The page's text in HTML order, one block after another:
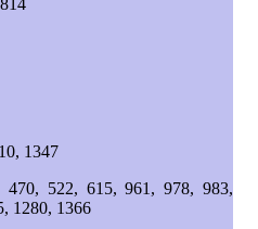
1347
522, 615, 961, 978, 983,
1280, 1366